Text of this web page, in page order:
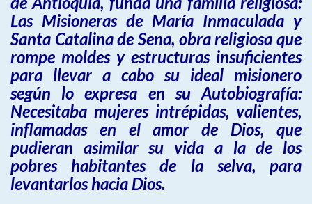
Las Misioneras de María Inmaculada y
Santa Catalina de Sena, obra religiosa que
rompe moldes y estructuras insuficientes
para llevar a cabo su ideal misionero
según lo expresa en su Autobiografía:
Necesitaba mujeres intrépidas, valientes,
inflamadas en el amor de Dios, que
pudieran asimilar su vida a la de los
pobres habitantes de la selva, para
levantarlos hacia Dios.